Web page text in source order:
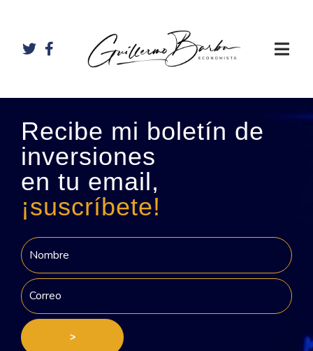
Recibe mi boletín de
inversiones
en tu email,
¡suscríbete!
>